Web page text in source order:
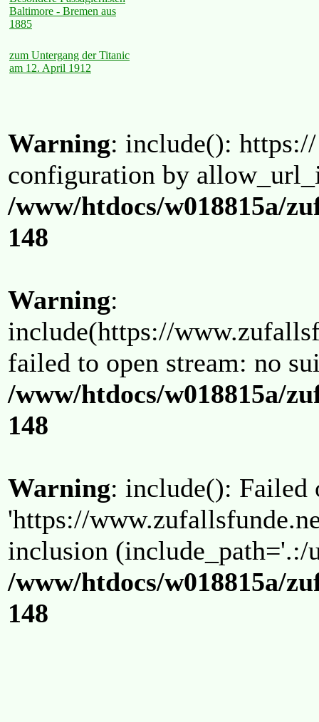
Baltimore - Bremen aus
1885
zum Untergang der Titanic
am 12. April 1912
Warning: include():
configuration by
/www/htdocs/w018815a/
148
Warning:
include(https://
failed to open stream: no
/www/htdocs/w018815a/
148
Warning: include(): Failed
'https://
inclusion (include_path='.:/
/www/htdocs/w018815a/
148